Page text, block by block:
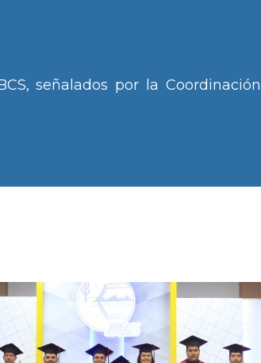
señalados por la